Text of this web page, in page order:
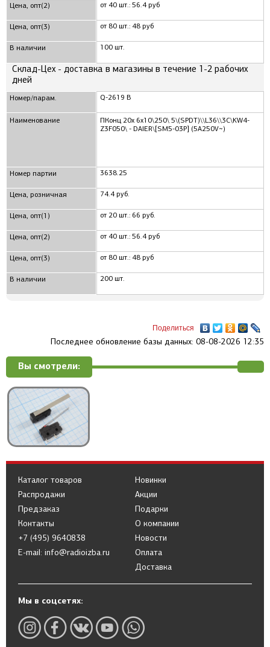
Цена, опт(2)
Цена, опт(3)
В наличии
от 40 шт.: 56.4 руб
от 80 шт.: 48 руб
100 шт.
Склад-Цех - доставка в магазины в течение 1-2 рабочих
дней
Номер/парам.
Наименование
Номер партии
Цена, розничная
Цена, опт(1)
Цена, опт(2)
Цена, опт(3)
В наличии
Q-2619 B
ПКонц 20x 6x10\250\ 5\(SPDT)\\L36\\3C\KW4-
Z3F050\ - DAIER\[SM5-03P] (5A250V~)
3638.25
74.4 руб.
от 20 шт.: 66 руб.
от 40 шт.: 56.4 руб
от 80 шт.: 48 руб
200 шт.
Поделиться
Последнее обновление базы данных: 08-08-2026 12:35
Вы смотрели:
Каталог товаров
Распродажи
Предзаказ
Новинки
Акции
Подарки
Контакты
+7 (495) 9640838
E-mail: info@radioizba.ru
О компании
Новости
Оплата
Доставка
Мы в соцсетях: